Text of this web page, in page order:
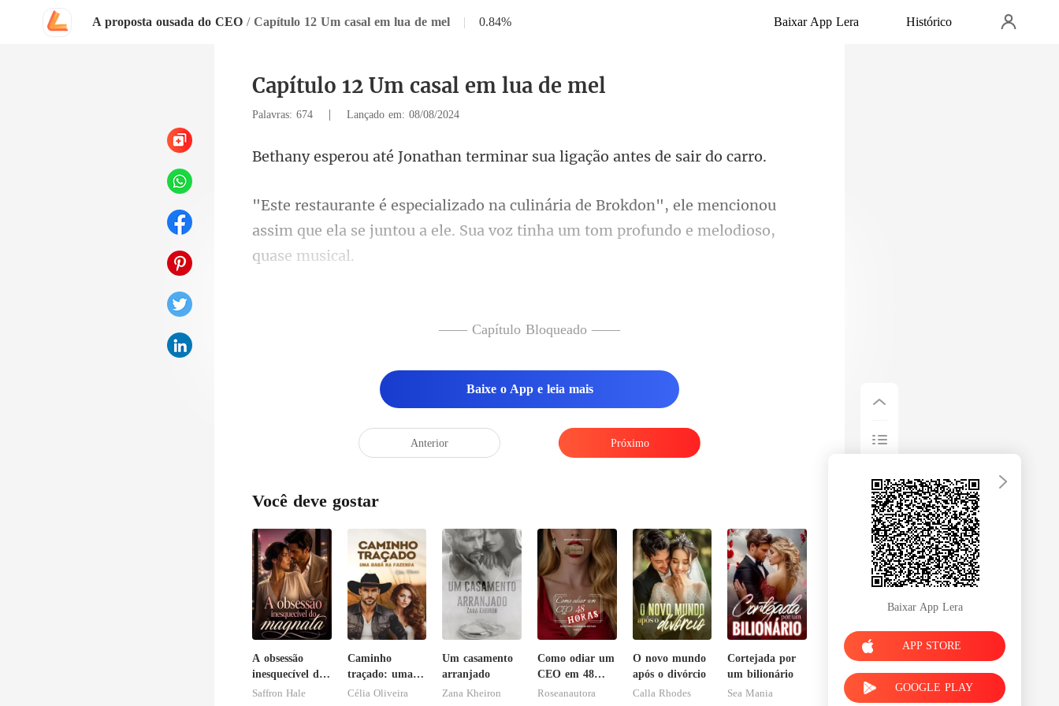
A proposta ousada do CEO / Capítulo 12 Um casal em lua de mel | 0.84% Baixar App Lera Histórico
Capítulo 12 Um casal em lua de mel
Palavras: 674 | Lançado em: 08/08/2024
than terminar sua ligaçã
don", ele mencionou
assim que ela se juntou a ele. Sua
—— Capítulo Bloqueado ——
Baixe o App e leia mais
Anterior Próximo
Você deve gostar
A obsessão
inesquecível do
magnata
Saffron Hale
Caminho
traçado: uma
babá na
Célia Oliveira
Um casamento
arranjado
Zana Kheiron
Como odiar um
CEO em 48
horas
Roseanautora
O novo mundo
após o divórcio
Calla Rhodes
Cortejada por
um bilionário
Sea Mania
Baixar App Lera
APP STORE
GOOGLE PLAY